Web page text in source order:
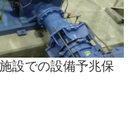
設での設備予兆保